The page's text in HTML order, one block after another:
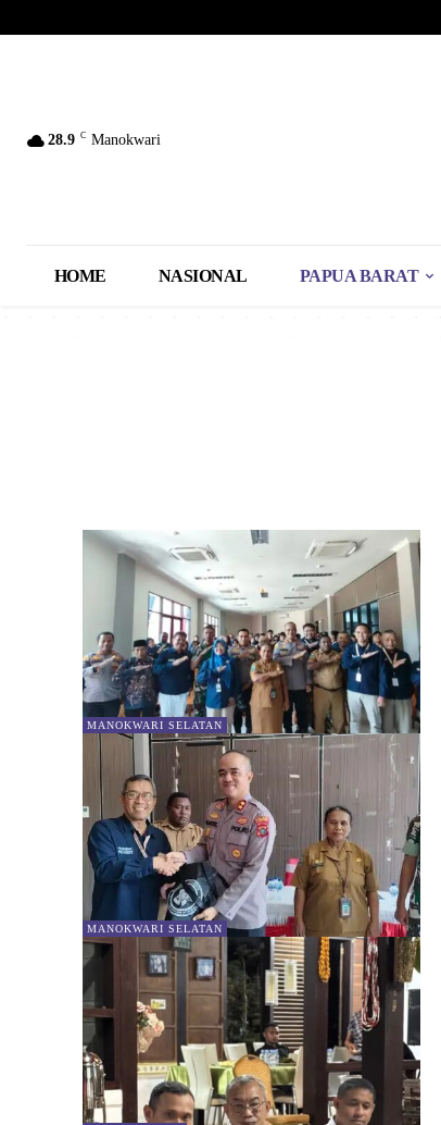
28.9 C Manokwari
HOME NASIONAL PAPUA BARAT
MANOKWARI SELATAN
MANOKWARI SELATAN